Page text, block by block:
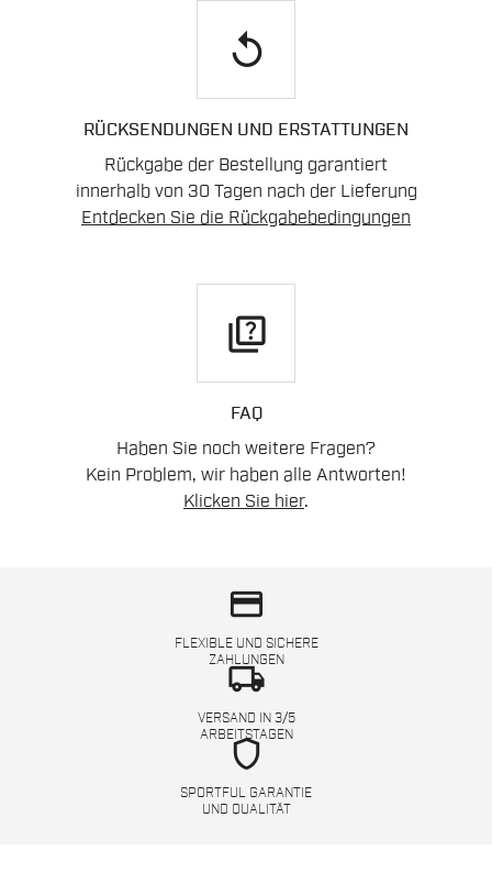
replay
RÜCKSENDUNGEN UND ERSTATTUNGEN
Rückgabe der Bestellung garantiert
innerhalb von 30 Tagen nach der Lieferung
Entdecken Sie die Rückgabebedingungen
quiz
FAQ
Haben Sie noch weitere Fragen?
Kein Problem, wir haben alle Antworten!
Klicken Sie hier.
credit_card
FLEXIBLE UND SICHERE
ZAHLUNGEN
local_shipping
VERSAND IN 3/5
ARBEITSTAGEN
shield
SPORTFUL GARANTIE
UND QUALITÄT